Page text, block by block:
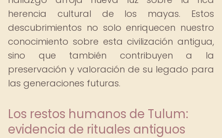
herencia cultural de los mayas. Estos
descubrimientos no solo enriquecen nuestro
conocimiento sobre esta civilización antigua,
sino que también contribuyen a la
preservación y valoración de su legado para
las generaciones futuras.
Los restos humanos de Tulum:
evidencia de rituales antiguos